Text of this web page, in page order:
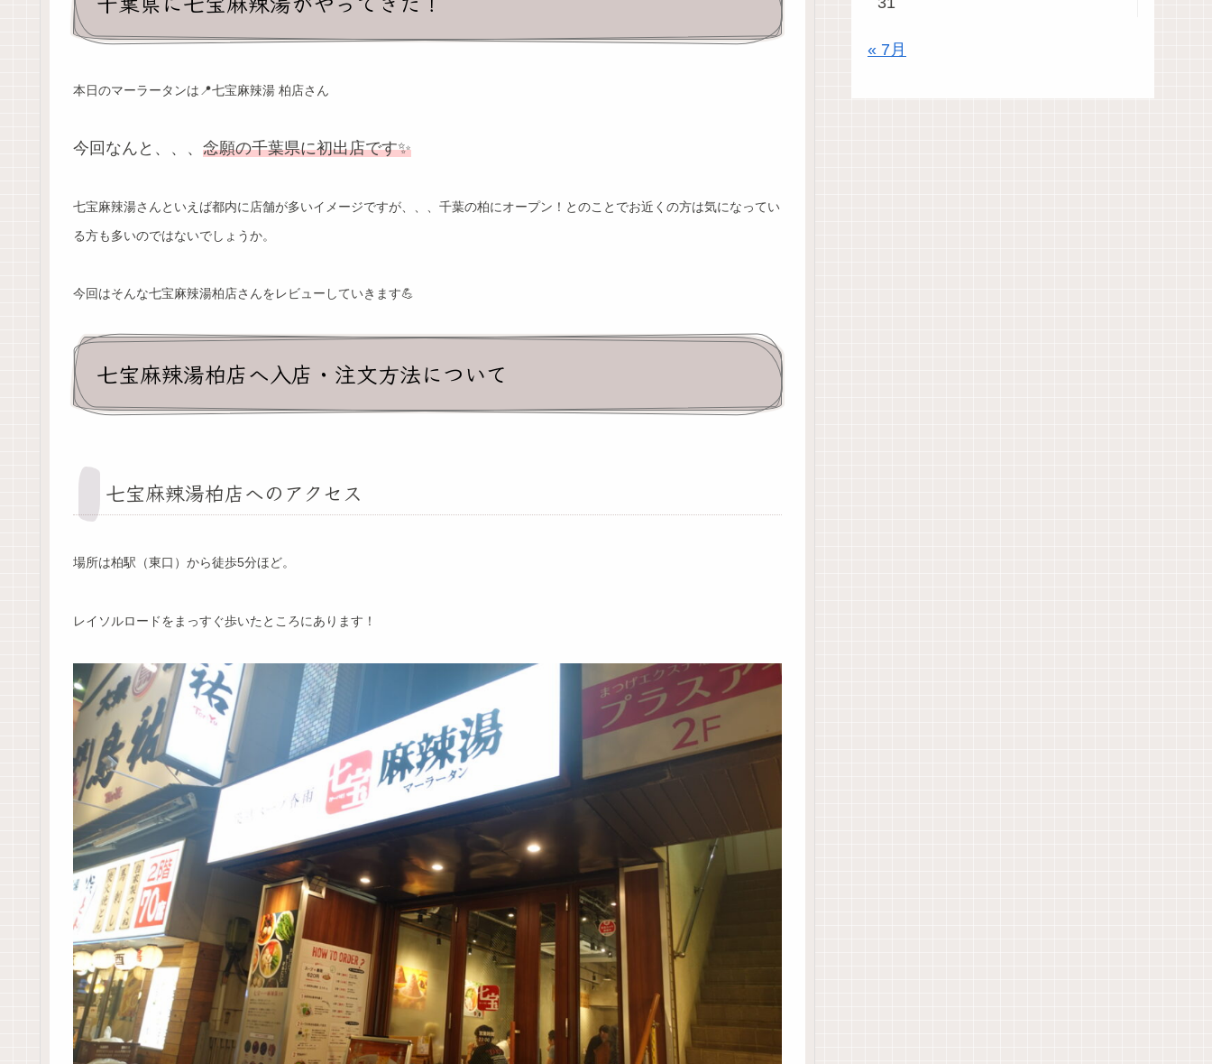
本日のマーラータンは📍七宝麻辣湯 柏店さん
今回なんと、、、 念願の千葉県に初出店です✨
七宝麻辣湯さんといえば都内に店舗が多いイメージですが、、、千葉の柏にオープン！とのことでお近くの方は気になってい
る方も多いのではないでしょうか。
今回はそんな七宝麻辣湯柏店さんをレビューしていきます💪
七宝麻辣湯柏店へ入店・注文方法について
七宝麻辣湯柏店へのアクセス
場所は柏駅（東口）から徒歩5分ほど。
レイソルロードをまっすぐ歩いたところにあります！
« 7月